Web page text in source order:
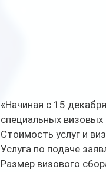
«Начиная с 15
специальных
Стоимость услуг и
Услуга по подаче
Размер визового